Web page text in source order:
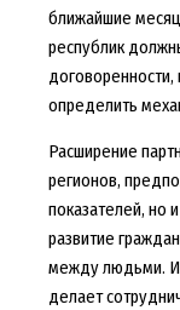
ближайшие
республик
определить
Расширение
регионов,
показателей, но
развитие
между людьми.
делает